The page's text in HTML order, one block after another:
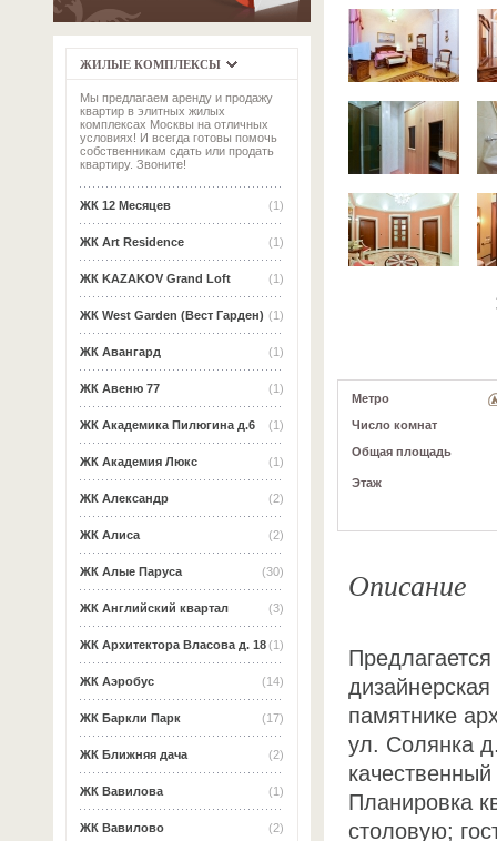
ЖИЛЫЕ КОМПЛЕКСЫ
Мы предлагаем аренду и продажу
квартир в элитных жилых
комплексах Москвы на отличных
условиях! И всегда готовы помочь
собственникам сдать или продать
квартиру. Звоните!
(1)
ЖК 12 Месяцев
(1)
ЖК Art Residence
(1)
ЖК KAZAKOV Grand Loft
(1)
ЖК West Garden (Вест Гарден)
(1)
ЖК Авангард
(1)
ЖК Авеню 77
(1)
ЖК Академика Пилюгина д.6
(1)
ЖК Академия Люкс
(2)
ЖК Александр
(2)
ЖК Алиса
(30)
ЖК Алые Паруса
(3)
ЖК Английский квартал
(1)
ЖК Архитектора Власова д. 18
(14)
ЖК Аэробус
(17)
ЖК Баркли Парк
(2)
ЖК Ближняя дача
(1)
ЖК Вавилова
(2)
ЖК Вавилово
Метро
Число комнат
Общая площадь
Этаж
Описание
памятнике
ул. Солянка
Планировка
столовую;